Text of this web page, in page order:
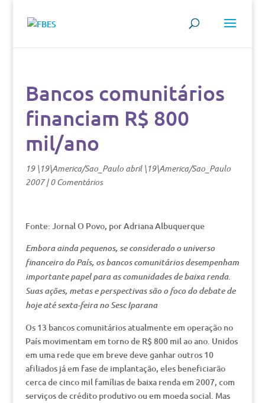
Bancos comunitários
financiam R$ 800
mil/ano
19 \19\America/Sao_Paulo abril \19\America/Sao_Paulo
2007|0 Comentários
Fonte: Jornal O Povo, por Adriana Albuquerque
Embora ainda pequenos, se considerado o universo
financeiro do País, os bancos comunitários desempenham
importante papel para as comunidades de baixa renda.
Suas ações, metas e perspectivas são o foco do debate de
hoje até sexta-feira no Sesc Iparana
Os 13 bancos comunitários atualmente em operação no
País movimentam em torno de R$ 800 mil ao ano. Unidos
em uma rede que em breve deve ganhar outros 10
afiliados já em fase de implantação, eles beneficiarão
cerca de cinco mil famílias de baixa renda em 2007, com
serviços de crédito produtivo ou em moeda social. Mas